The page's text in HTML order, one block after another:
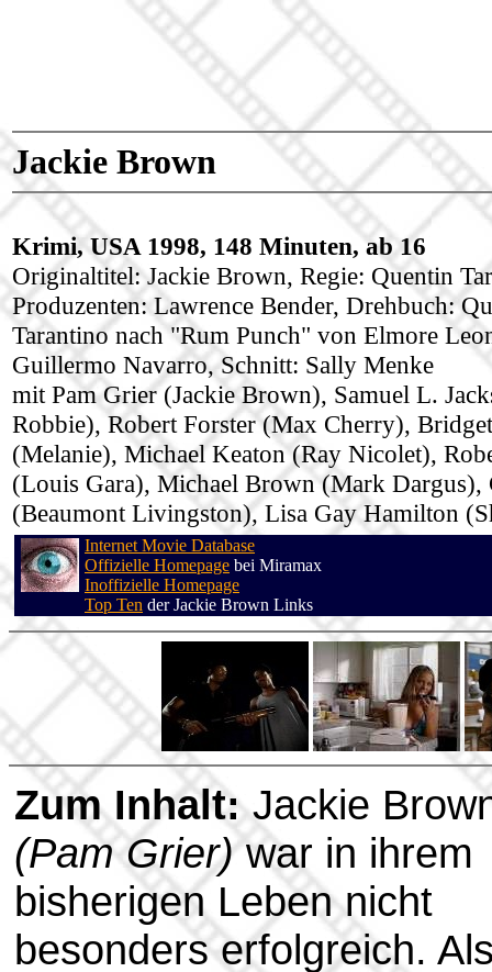
Jackie Brown
Krimi, USA 1998, 148 Minuten, ab 16
Originaltitel: Jackie Brown, Regie: Quentin
Produzenten: Lawrence Bender, Drehbuch:
Tarantino nach "Rum Punch" von Elmore
Guillermo Navarro, Schnitt: Sally Menke
mit Pam Grier (Jackie Brown), Samuel L.
Robbie), Robert Forster (Max Cherry),
(Melanie), Michael Keaton (Ray Nicolet),
(Louis Gara), Michael Brown (Mark Dargus),
(Beaumont Livingston), Lisa Gay Hamilton
Internet Movie Database
Offizielle Homepage bei Miramax
Inoffizielle Homepage
Top Ten der Jackie Brown Links
Zum Inhalt:Jackie
(Pam Grier)war in ihrem
bisherigen Leben nicht
besonders erfolgreich.